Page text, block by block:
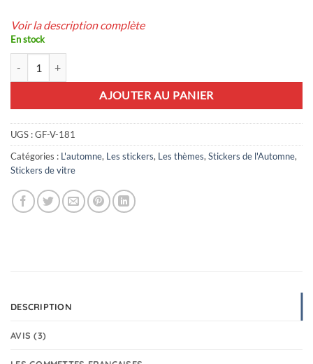
Voir la description complète
En stock
AJOUTER AU PANIER
UGS :GF-V-181
Catégories : L'automne, Les stickers, Les thèmes,Stickers de l'Automne,
Stickers de vitre
DESCRIPTION
AVIS (3)